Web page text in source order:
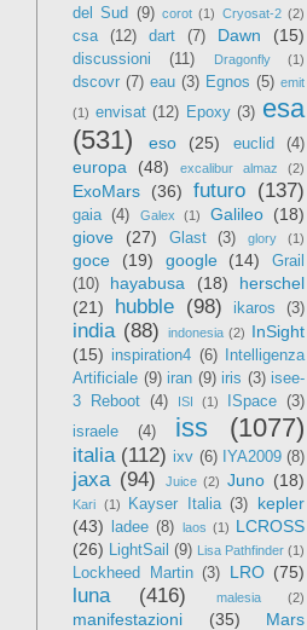
del Sud (9) corot (1) Cryosat-2 (2)
csa (12) dart (7) Dawn (15)
discussioni (11) Dragonfly (1)
dscovr (7) eau (3) Egnos (5) emit
(1) envisat (12) Epoxy (3) esa
(531)
eso (25) euclid (4)
europa (48) excalibur almaz (2)
ExoMars (36) futuro (137)
gaia (4) Galex (1) Galileo (18)
giove
(27) Glast (3) glory (1)
goce (19) google (14)
Grail
(10)
hayabusa (18)
herschel
(21)
hubble (98) ikaros (3)
india (88) indonesia (2) InSight
(15) inspiration4 (6)
Intelligenza
Artificiale (9) iran (9) iris (3) isee-
3 Reboot (4) ISI (1) ISpace (3)
israele
(4) iss (1077)
italia (112) ixv (6) IYA2009 (8)
jaxa (94) Juice (2) Juno (18)
Kari (1) Kayser Italia (3)
kepler
(43)
ladee (8) laos (1) LCROSS
(26) LightSail (9) Lisa Pathfinder (1)
Lockheed Martin (3) LRO (75)
luna (416) malesia (2)
manifestazioni (35)
Mars